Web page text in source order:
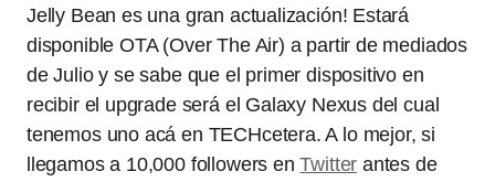
Jelly Bean es una gran actualización! Estará
disponible OTA (Over The Air) a partir de mediados
de Julio y se sabe que el primer dispositivo en
recibir el upgrade será el Galaxy Nexus del cual
tenemos uno acá en TECHcetera. A lo mejor, si
llegamos a 10,000 followers enTwitter antes de